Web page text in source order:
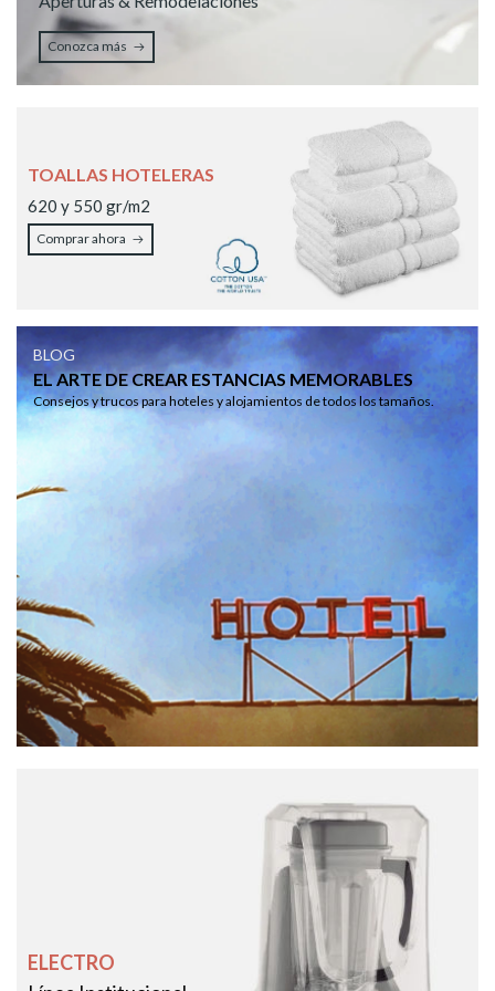
Conozca más
TOALLAS HOTELERAS
620 y 550 gr/m2
Comprar ahora
BLOG
EL ARTE DE CREAR ESTANCIAS MEMORABLES
Consejos y trucos para hoteles y alojamientos de todos los tamaños.
ELECTRO